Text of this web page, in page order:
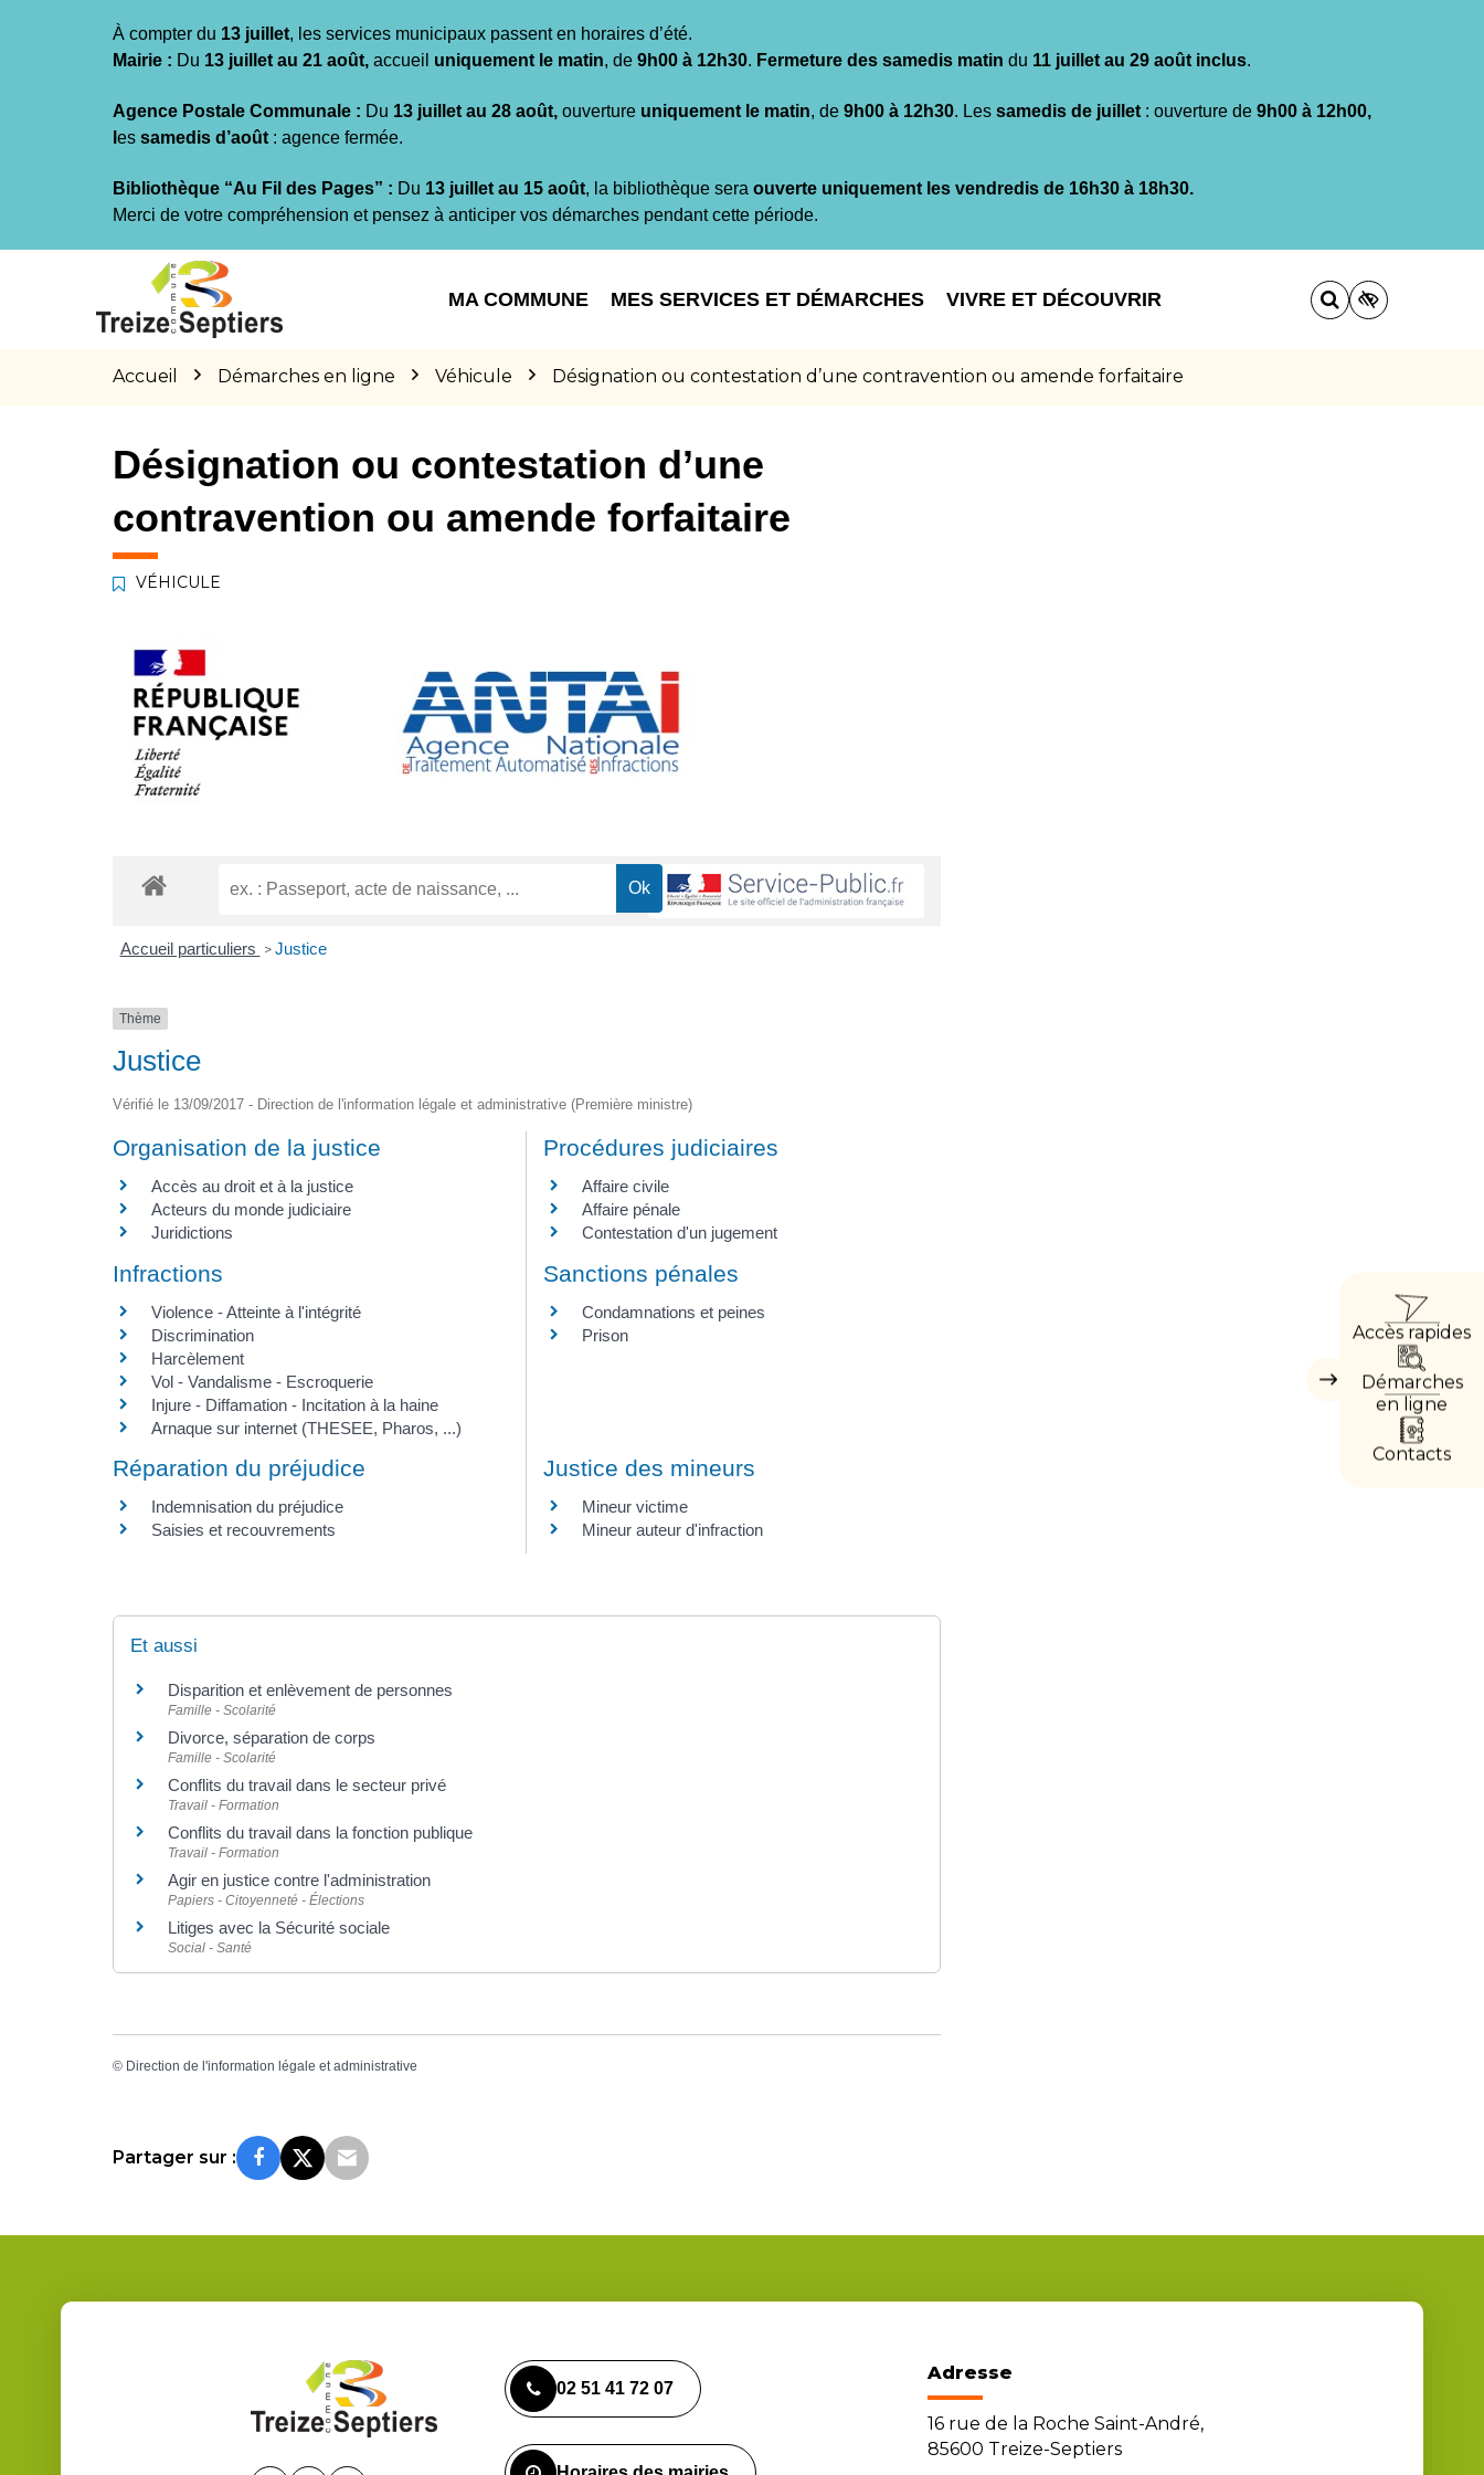
À compter du 13 juillet, les services municipaux passent en horaires d’été.
Mairie : Du 13 juillet au 21 août, accueil uniquement le matin, de 9h00 à 12h30. Fermeture des samedis matin du 11 juillet au 29 août inclus.
Agence Postale Communale : Du 13 juillet au 28 août, ouverture uniquement le matin, de 9h00 à 12h30. Les samedis de juillet : ouverture de 9h00 à 12h00,
es samedis d’août : agence fermée.
Bibliothèque “Au Fil des Pages” : Du 13 juillet au 15 août, la bibliothèque sera ouverte uniquement les vendredis de 16h30 à 18h30.
Merci de votre compréhension et pensez à anticiper vos démarches pendant cette période.
MA COMMUNE MES SERVICES ET DÉMARCHES VIVRE ET DÉCOUVRIR
Accueil Démarches en ligne Véhicule Désignation ou contestation d’une contravention ou amende forfaitaire
Masquer
Accès rapides
Démarches
en ligne
Contacts
Désignation ou contestation d’une
contravention ou amende forfaitaire
VÉHICULE
Accueil particuliers > Justice
Thème
Justice
Vérifié le 13/09/2017 - Direction de l'information légale et administrative (Première ministre)
Organisation de la justice
Accès au droit et à la justice
Acteurs du monde judiciaire
Juridictions
Procédures judiciaires
Affaire civile
Affaire pénale
Contestation d'un jugement
Infractions
Violence - Atteinte à l'intégrité
Discrimination
Harcèlement
Vol - Vandalisme - Escroquerie
Injure - Diffamation - Incitation à la haine
Arnaque sur internet (THESEE, Pharos, ...)
Sanctions pénales
Condamnations et peines
Prison
Réparation du préjudice
Indemnisation du préjudice
Saisies et recouvrements
Justice des mineurs
Mineur victime
Mineur auteur d'infraction
Et aussi
Disparition et enlèvement de personnes
Famille - Scolarité
Divorce, séparation de corps
Famille - Scolarité
Conflits du travail dans le secteur privé
Travail - Formation
Conflits du travail dans la fonction publique
Travail - Formation
Agir en justice contre l'administration
Papiers - Citoyenneté - Élections
Litiges avec la Sécurité sociale
Social - Santé
© Direction de l'information légale et administrative
Partager sur :
02 51 41 72 07
Adresse
16 rue de la Roche Saint-André,
85600 Treize-Septiers